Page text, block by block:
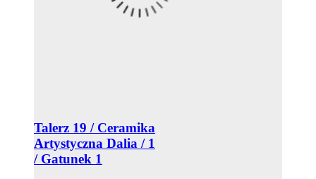
Talerz 19 / Ceramika
Artystyczna Dalia / 1
/ Gatunek 1